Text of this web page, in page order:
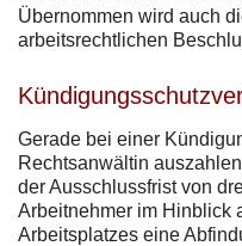
Übernommen wird auch
arbeitsrechtlichen
Gerade bei einer
Rechtsanwältin
der Ausschlussfrist von
Arbeitnehmer im Hinblick
Arbeitsplatzes eine